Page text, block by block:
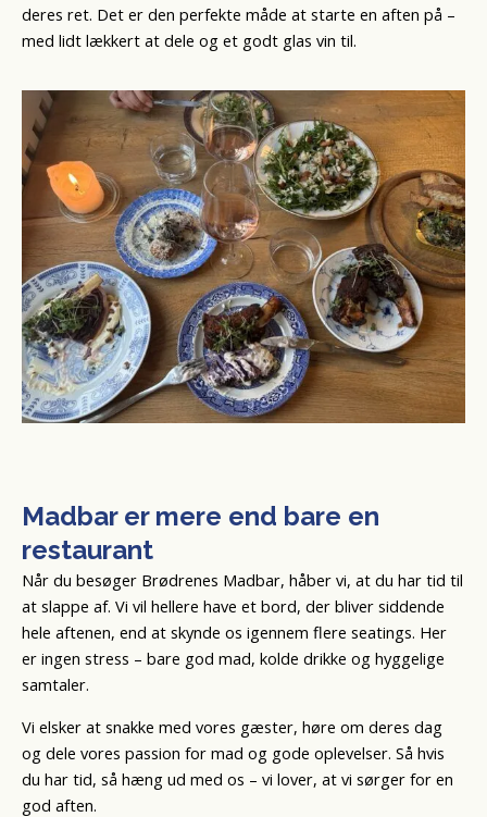
deres ret. Det er den perfekte måde at starte en aften på –
med lidt lækkert at dele og et godt glas vin til.
Madbar er mere end bare en
restaurant
Når du besøger Brødrenes Madbar, håber vi, at du har tid til
at slappe af. Vi vil hellere have et bord, der bliver siddende
hele aftenen, end at skynde os igennem flere seatings. Her
er ingen stress – bare god mad, kolde drikke og hyggelige
samtaler.
Vi elsker at snakke med vores gæster, høre om deres dag
og dele vores passion for mad og gode oplevelser. Så hvis
du har tid, så hæng ud med os – vi lover, at vi sørger for en
god aften.